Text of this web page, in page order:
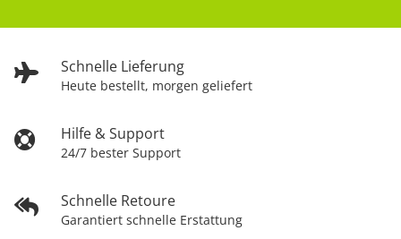
Schnelle Lieferung
Heute bestellt, morgen geliefert
Hilfe & Support
24/7 bester Support
Schnelle Retoure
Garantiert schnelle Erstattung